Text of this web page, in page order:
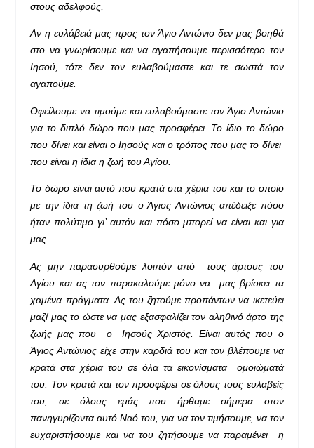
στους αδελφούς,
Αν η ευλάβειά μας προς τον Άγιο Αντώνιο δεν μας βοηθά
στο να γνωρίσουμε και να αγαπήσουμε περισσότερο τον
Ιησού, τότε δεν τον ευλαβούμαστε και τε σωστά τον
αγαπούμε.
Οφείλουμε να τιμούμε και ευλαβούμαστε τον Άγιο Αντώνιο
για το διπλό δώρο που μας προσφέρει. Το ίδιο το δώρο
που δίνει και είναι ο Ιησούς και ο τρόπος που μας το δίνει
που είναι η ίδια η ζωή του Αγίου.
Το δώρο είναι αυτό που κρατά στα χέρια του και το οποίο
με την ίδια τη ζωή του ο Άγιος Αντώνιος απέδειξε πόσο
ήταν πολύτιμο γι’ αυτόν και πόσο μπορεί να είναι και για
μας.
Ας μην παρασυρθούμε λοιπόν από τους άρτους του
Αγίου και ας τον παρακαλούμε μόνο να μας βρίσκει τα
χαμένα πράγματα. Ας του ζητούμε προπάντων να ικετεύει
μαζί μας το ώστε να μας εξασφαλίζει τον αληθινό άρτο της
ζωής μας που ο Ιησούς Χριστός. Είναι αυτός που ο
Άγιος Αντώνιος είχε στην καρδιά του και τον βλέπουμε να
κρατά στα χέρια του σε όλα τα εικονίσματα ομοιώματά
του. Τον κρατά και τον προσφέρει σε όλους τους ευλαβείς
του, σε όλους εμάς που ήρθαμε σήμερα στον
πανηγυρίζοντα αυτό Ναό του, για να τον τιμήσουμε, να τον
ευχαριστήσουμε και να του ζητήσουμε να παραμένει η